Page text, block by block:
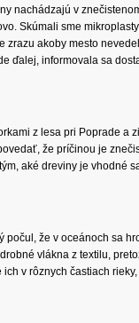
nachádzajú v
Skúmali sme
akoby mesto
ďalej, informovala sa
z lesa pri Poprade a
že príčinou je
aké dreviny je vhodné
počul, že v oceánoch sa
vlákna z textilu,
v rôznych častiach